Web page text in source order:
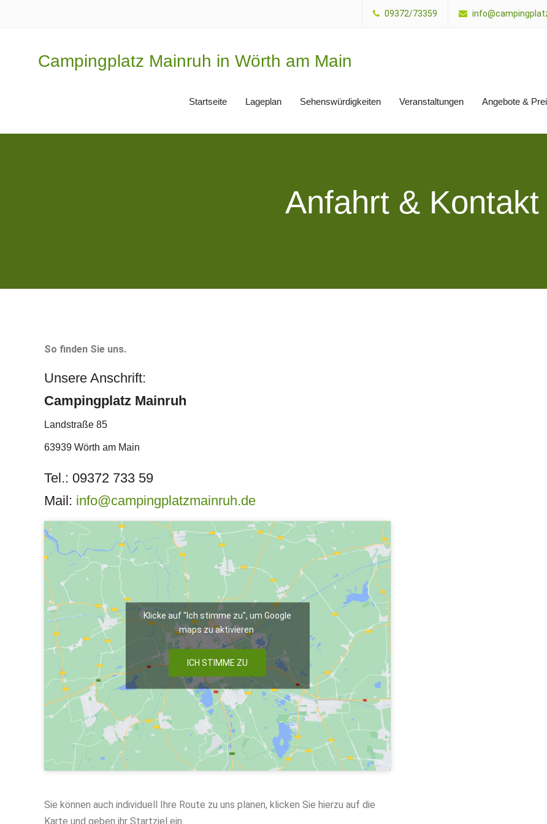
09372/73359
Campingplatz Mainruh in Wörth am Main
Startseite Lageplan Sehenswürdigkeiten Veranstaltungen Angebote &
Anfahrt & Kontakt
So finden Sie uns.
Unsere Anschrift:
Campingplatz Mainruh
Landstraße 85
63939 Wörth am Main
Tel.: 09372 733 59
Mail: info@campingplatzmainruh.de
Klicke auf "Ich stimme zu", um Google
maps zu aktivieren
ICH STIMME ZU
Sie können auch individuell Ihre Route zu uns planen, klicken Sie hierzu auf die
Karte und geben ihr Startziel ein.